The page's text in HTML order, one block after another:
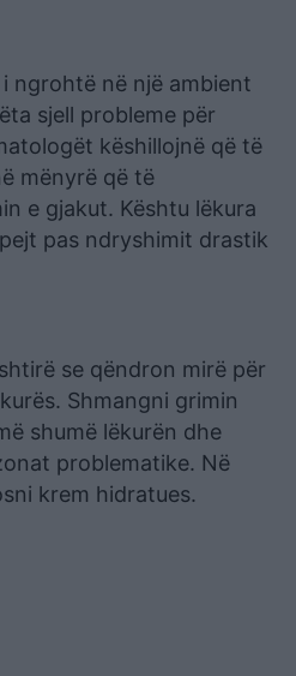
ngrohtë në një ambient
sjell probleme për
këshillojnë që të
mënyrë që të
e gjakut. Kështu lëkura
pas ndryshimit drastik
se qëndron mirë për
Shmangni grimin
shumë lëkurën dhe
problematike. Në
krem hidratues.